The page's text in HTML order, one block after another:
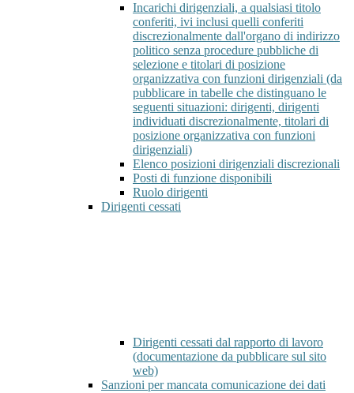
Incarichi dirigenziali, a qualsiasi titolo
conferiti, ivi inclusi quelli conferiti
discrezionalmente dall'organo di indirizzo
politico senza procedure pubbliche di
selezione e titolari di posizione
organizzativa con funzioni dirigenziali (da
pubblicare in tabelle che distinguano le
seguenti situazioni: dirigenti, dirigenti
individuati discrezionalmente, titolari di
posizione organizzativa con funzioni
dirigenziali)
Elenco posizioni dirigenziali discrezionali
Posti di funzione disponibili
Ruolo dirigenti
Dirigenti cessati
Dirigenti cessati dal rapporto di lavoro
(documentazione da pubblicare sul sito
web)
Sanzioni per mancata comunicazione dei dati